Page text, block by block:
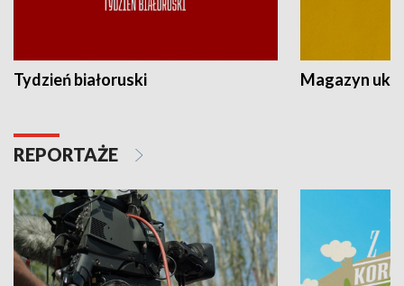
Tydzień białoruski Magazyn
REPORTAŻE